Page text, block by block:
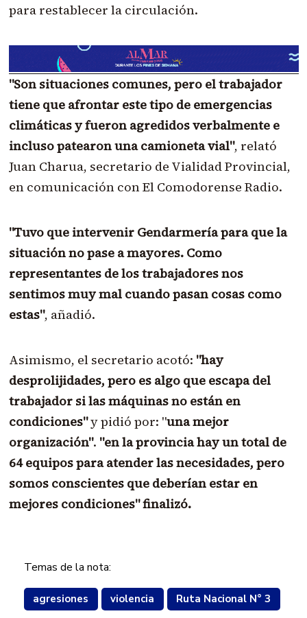
para restablecer la circulación.
"Son situaciones comunes, pero el trabajador
tiene que afrontar este tipo de emergencias
climáticas y fueron agredidos verbalmente e
incluso patearon una camioneta vial", relató
Juan Charua, secretario de Vialidad Provincial,
en comunicación con El Comodorense Radio.
"Tuvo que intervenir Gendarmería para que la
situación no pase a mayores. Como
representantes de los trabajadores nos
sentimos muy mal cuando pasan cosas como
estas", añadió.
Asimismo, el secretario acotó: "hay
desprolijidades, pero es algo que escapa del
trabajador si las máquinas no están en
condiciones"y pidió por: "una mejor
organización". "en la provincia hay un total de
64 equipos para atender las necesidades, pero
somos conscientes que deberían estar en
mejores condiciones" finalizó.
Temas de la nota:
agresiones violencia Ruta Nacional N° 3